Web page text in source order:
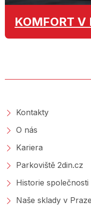
KOMFORT V
Kontakty
O nás
Kariera
Parkoviště 2din.cz
Historie společnosti
Naše sklady v Praze